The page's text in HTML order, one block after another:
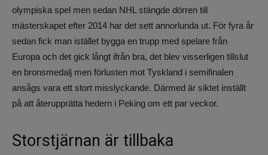
olympiska spel men sedan NHL stängde dörren till
mästerskapet efter 2014 har det sett annorlunda ut. För fyra år
sedan fick man istället bygga en trupp med spelare från
Europa och det gick långt ifrån bra, det blev visserligen tillslut
en bronsmedalj men förlusten mot Tyskland i semifinalen
ansågs vara ett stort misslyckande. Därmed är siktet inställt
på att återupprätta hedern i Peking om ett par veckor.
Storstjärnan är tillbaka